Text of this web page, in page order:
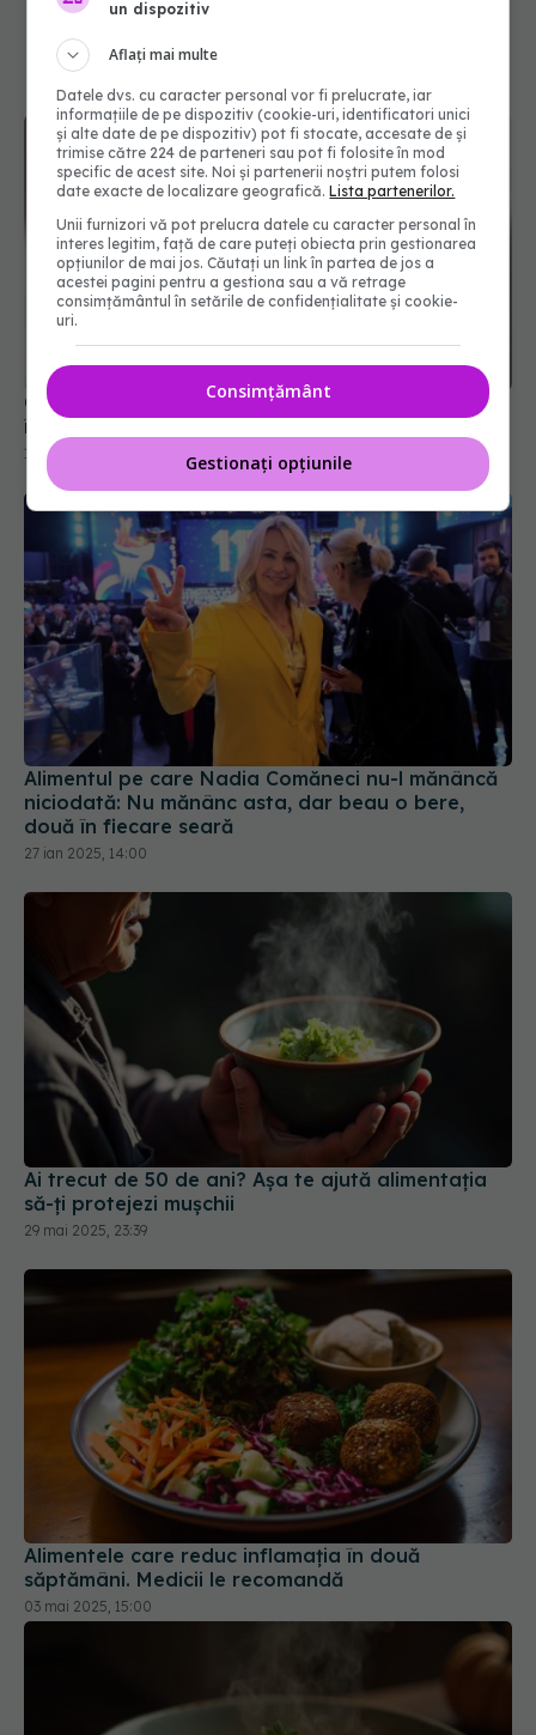
Ce este dieta 5:2 și cum slăbești fără să te
înfometezi. Beneficii pentru corp și minte
14 ian 2025, 15:55
Alimentul pe care Nadia Comăneci nu-l mănâncă
niciodată: Nu mănânc asta, dar beau o bere,
două în fiecare seară
27 ian 2025, 14:00
Ai trecut de 50 de ani? Așa te ajută alimentația
să-ți protejezi mușchii
29 mai 2025, 23:39
Alimentele care reduc inflamația în două
săptămâni. Medicii le recomandă
03 mai 2025, 15:00
un dispozitiv
Aflați mai multe
Datele dvs. cu caracter personal vor fi prelucrate, iar
informațiile de pe dispozitiv (cookie-uri, identificatori unici
și alte date de pe dispozitiv) pot fi stocate, accesate de și
trimise către 224 de parteneri sau pot fi folosite în mod
specific de acest site. Noi și partenerii noștri putem folosi
date exacte de localizare geografică.Lista partenerilor.
Unii furnizori vă pot prelucra datele cu caracter personal în
interes legitim, față de care puteți obiecta prin gestionarea
opțiunilor de mai jos. Căutați un link în partea de jos a
acestei pagini pentru a gestiona sau a vă retrage
consimțământul în setările de confidențialitate și cookie-
uri.
Consimțământ
Gestionați opțiunile